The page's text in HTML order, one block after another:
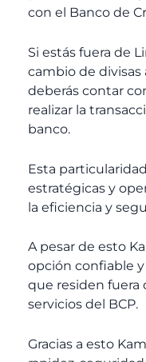
con el Banco de
Si estás fuera de
cambio de divisas
deberás contar
realizar la
banco.
Esta
estratégicas y
la eficiencia y
A pesar de esto
opción confiable
que residen fuera
servicios del BCP.
Gracias a esto